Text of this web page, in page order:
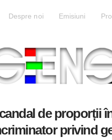
Despre noi Emisiuni
de proporții
privind